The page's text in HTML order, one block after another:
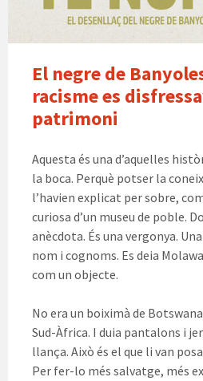
El negre de
racisme es
patrimoni
Aquesta és una d’aquelles
la boca. Perquè potser la
l’havien explicat per sobre,
curiosa d’un museu de poble.
anècdota. És una vergonya.
nom i cognoms. Es deia
com un objecte.
No era un boiximà de
Sud-Àfrica. I duia pantalons i
llança. Això és el que li van
Per fer-lo més salvatge, més